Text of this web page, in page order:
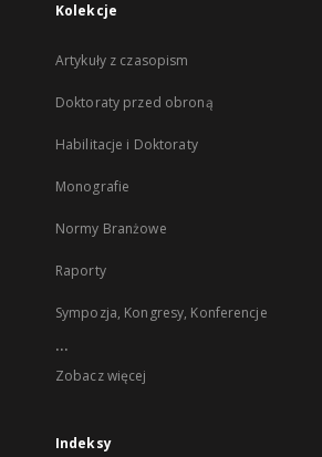
Kolekcje
Artykuły z czasopism
Doktoraty przed obroną
Habilitacje i Doktoraty
Monografie
Normy Branżowe
Raporty
Sympozja, Kongresy, Konferencje
...
Zobacz więcej
Indeksy